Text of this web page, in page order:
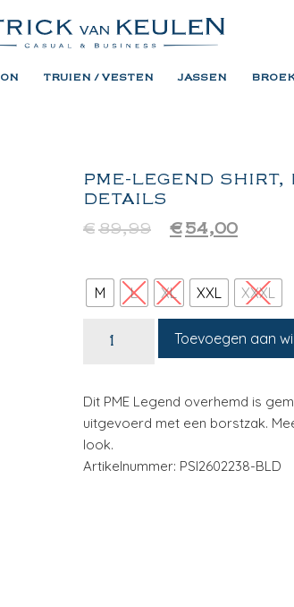
TRUIEN / VESTEN JASSEN
PME-LEGEND
DETAILS
€89,99 € 54,00
M L XL XXL XXXL
Toevoegen aan
Dit PME Legend overhemd is
uitgevoerd met een borstzak.
look.
Artikelnummer: PSI2602238-BLD